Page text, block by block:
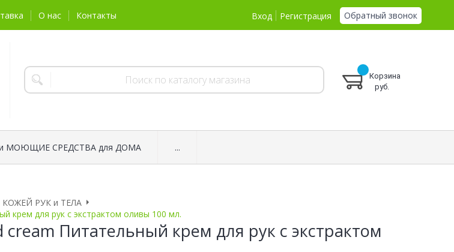
О нас Контакты Вход Регистрация Обратный звонок
Корзина
руб.
МОЮЩИЕ СРЕДСТВА для ДОМА ...
КОЖЕЙ РУК и ТЕЛА
крем для рук с экстрактом оливы 100 мл.
cream Питательный крем для рук с экстрактом